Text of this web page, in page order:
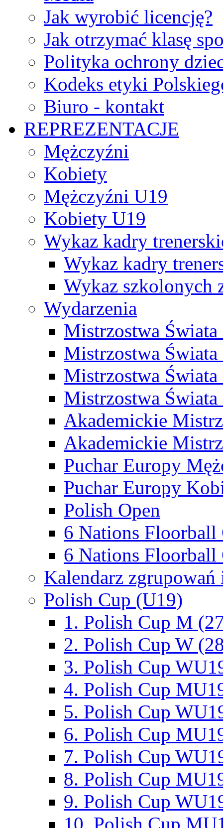
Jak wyrobić licencję?
Jak otrzymać klasę
Polityka ochrony
Kodeks etyki
Biuro - kontakt
REPREZENTACJE
Mężczyźni
Kobiety
Mężczyźni U19
Kobiety U19
Wykaz kadry
Wykaz kadry
Wykaz szkolonych
Wydarzenia
Mistrzostwa
Mistrzostwa
Mistrzostwa
Mistrzostwa
Akademickie
Akademickie
Puchar Europy
Puchar Europy
Polish Open
6 Nations Floorball
6 Nations Floorball
Kalendarz
Polish Cup (U19)
1. Polish Cup M
2. Polish Cup W
3. Polish Cup
4. Polish Cup
5. Polish Cup
6. Polish Cup
7. Polish Cup
8. Polish Cup
9. Polish Cup
10. Polish Cup